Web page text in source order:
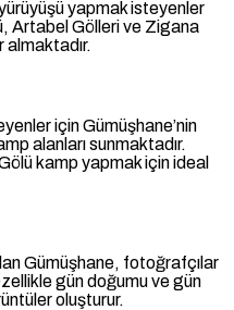
yapmak isteyenler
Artabel Gölleri ve Zigana
almaktadır.
için Gümüşhane’nin
alanları sunmaktadır.
kamp yapmak için ideal
Gümüşhane, fotoğrafçılar
gün doğumu ve gün
oluşturur.